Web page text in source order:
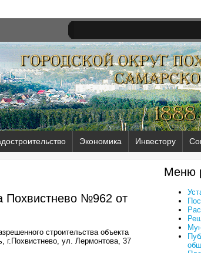
Экономика Инвестору
Похвистнево №962 от
строительства объекта
г.Похвистнево, ул. Лермонтова, 37
Меню